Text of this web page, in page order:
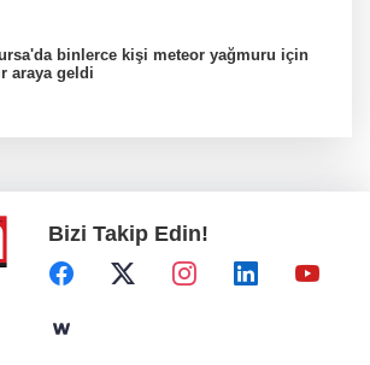
binlerce kişi meteor yağmuru için
araya geldi
Bizi Takip Edin!